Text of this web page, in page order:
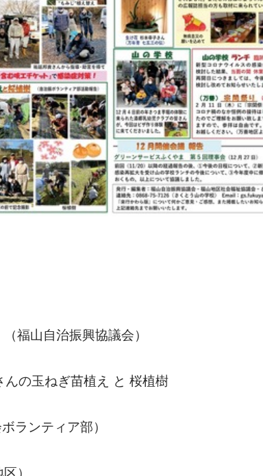
福山自治振興協議会）
んの玉ねぎ苗植え と 桜植樹
ランティア部）
）